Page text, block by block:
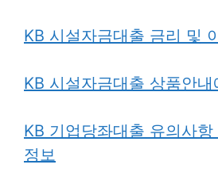
KB 시설자금대출 금리 및
KB 시설자금대출 상품안
KB 기업당좌대출 유의사
정보